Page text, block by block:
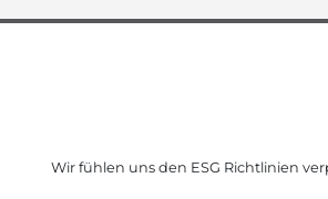
Wir fühlen uns den ESG Richtlinien